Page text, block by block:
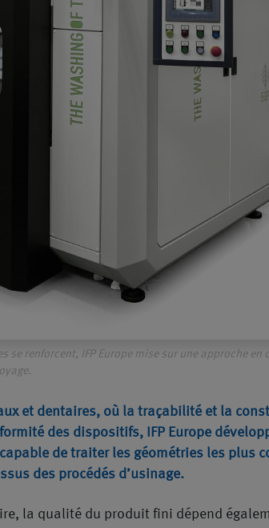
se renforcent, IFP Europe mise sur une approche en
et dentaires, où la traçabilité et la
des dispositifs, IFP Europe
de traiter les géométries les plus
des procédés d’usinage.
la qualité du produit fini dépend